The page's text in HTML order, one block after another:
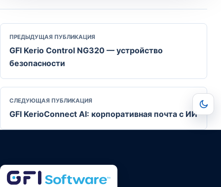
ПРЕДЫДУЩАЯ ПУБЛИКАЦИЯ
GFI Kerio Control NG320 — устройство
безопасности
СЛЕДУЮЩАЯ ПУБЛИКАЦИЯ
GFI KerioConnect AI: корпоративная почта с ИИ